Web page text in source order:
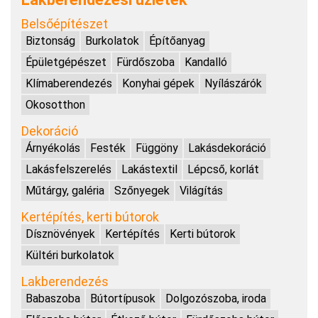
Belsőépítészet
Biztonság Burkolatok
Építőanyag
Épületgépészet
Fürdőszoba
Kandalló
Klímaberendezés
Konyhai gépek
Nyílászárók
Okosotthon
Dekoráció
Árnyékolás Festék Függöny
Lakásdekoráció
Lakásfelszerelés
Lakástextil
Lépcső, korlát
Műtárgy, galéria
Szőnyegek Világítás
Kertépítés, kerti bútorok
Dísznövények Kertépítés
Kerti bútorok
Kültéri burkolatok
Lakberendezés
Babaszoba Bútortípusok
Dolgozószoba, iroda